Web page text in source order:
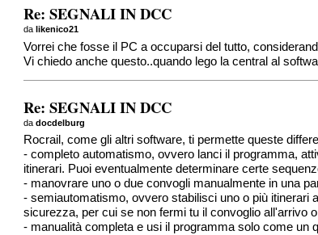
Re: SEGNALI IN DCC
dalikenico21
Vorrei che fosse il PC a occuparsi del tutto,
Vi chiedo anche questo..quando lego la central al
Re: SEGNALI IN DCC
dadocdelburg
Rocrail, come gli altri software, ti permette queste
- completo automatismo, ovvero lanci il programma,
itinerari. Puoi eventualmente determinare certe
- manovrare uno o due convogli manualmente in una
- semiautomatismo, ovvero stabilisci uno o più itinerari
sicurezza, per cui se non fermi tu il convoglio all'arrivo
- manualità completa e usi il programma solo come un